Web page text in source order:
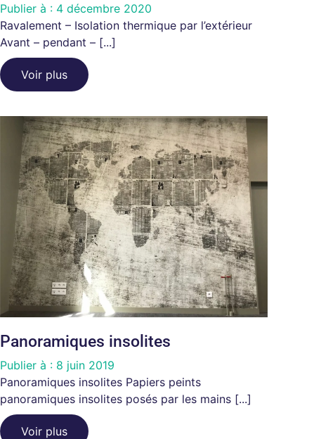
Publier à : 4 décembre 2020
Ravalement – Isolation thermique par l’extérieur
Avant – pendant – [...]
Voir plus
Panoramiques insolites
Publier à : 8 juin 2019
Panoramiques insolites Papiers peints
panoramiques insolites posés par les mains [...]
Voir plus